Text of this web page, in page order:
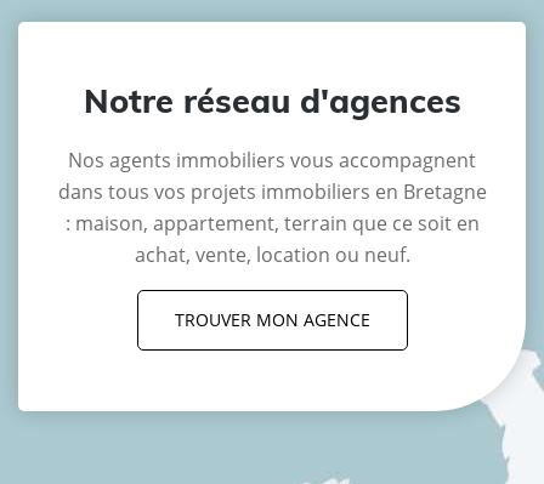
Notre réseau d'agences
Nos agents immobiliers vous accompagnent
dans tous vos projets immobiliers en Bretagne
: maison, appartement, terrain que ce soit en
achat, vente, location ou neuf.
TROUVER MON AGENCE